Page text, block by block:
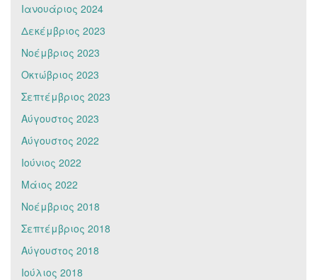
Ιανουάριος 2024
Δεκέμβριος 2023
Νοέμβριος 2023
Οκτώβριος 2023
Σεπτέμβριος 2023
Αύγουστος 2023
Αύγουστος 2022
Ιούνιος 2022
Μάιος 2022
Νοέμβριος 2018
Σεπτέμβριος 2018
Αύγουστος 2018
Ιούλιος 2018